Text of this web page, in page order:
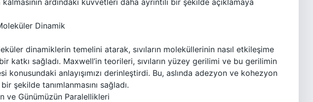
ardındaki kuvvetleri daha ayrıntılı bir şekilde açıklamaya
Dinamik
dinamiklerin temelini atarak, sıvıların moleküllerinin nasıl etkileşime
katkı sağladı. Maxwell’in teorileri, sıvıların yüzey gerilimi ve bu gerilimin
konusundaki anlayışımızı derinleştirdi. Bu, aslında adezyon ve kohezyon
şekilde tanımlanmasını sağladı.
ve Günümüzün Paralellikleri